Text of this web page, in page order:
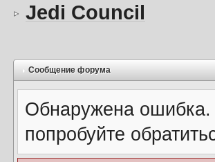
Jedi Council
Сообщение форума
Обнаружена
попробуйте